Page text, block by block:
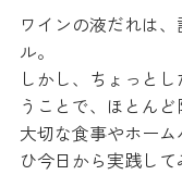
ワインの液だれは
ル。
しかし、ちょっと
うことで、ほとんど
大切な食事やホー
ひ今日から実践して